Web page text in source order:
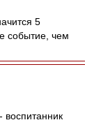
5
событие, чем
воспитанник